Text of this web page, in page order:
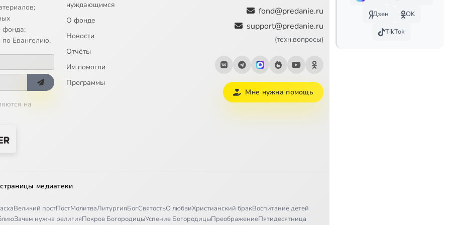
фонда;
Евангелию.
на
нуждающимся
О фонде
Новости
Отчёты
Им помогли
Программы
fond@predanie.ru
support@predanie.ru
(техн.вопросы)
Мне нужна помощь
медиатеки
Великий постПостМолитваЛитургияБогСвятостьО любвиХристианский бракВоспитание детей
Зачем нужна религияПокров БогородицыУспение БогородицыПреображениеПятидесятница
Дзен
OK
TikTok